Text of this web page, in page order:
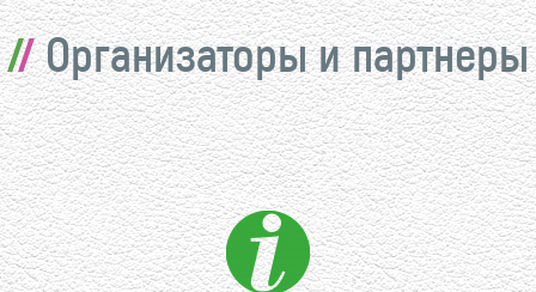
Организаторы и партнеры